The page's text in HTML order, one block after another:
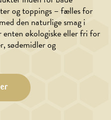
og toppings – fælles for
den naturlige smag i
økologiske eller fri for
sødemidler og